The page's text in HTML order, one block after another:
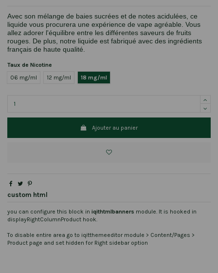
Avec son mélange de baies sucrées et de notes acidulées, ce
liquide vous procurera une expérience de vape agréable. Vous
allez adorer l'équilibre entre les différentes saveurs de fruits
rouges. De plus, notre liquide est fabriqué avec des ingrédients
français de haute qualité.
Taux de Nicotine
06 mg/ml
12 mg/ml 18 mg/ml
Ajouter au panier
custom html
you can configure this block in iqithtmlbanners module. It is hooked in
displayRightColumnProduct hook.
To disable entire area go to iqitthemeeditor module > Content/Pages >
Product page and set hidden for Right sidebar option